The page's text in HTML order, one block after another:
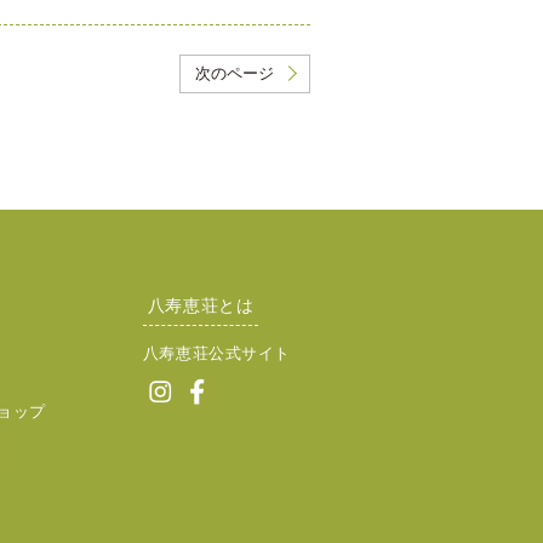
次のページ
ップ
八寿恵荘とは
八寿恵荘公式サイト